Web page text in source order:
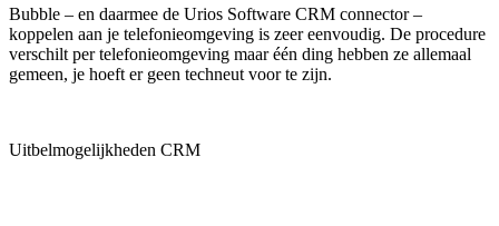
Bubble – en daarmee de Urios Software CRM connector –
koppelen aan je telefonieomgeving is zeer eenvoudig. De procedure
verschilt per telefonieomgeving maar één ding hebben ze allemaal
gemeen, je hoeft er geen techneut voor te zijn.
Uitbelmogelijkheden CRM